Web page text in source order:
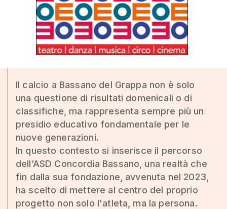
Il calcio a Bassano del Grappa non è solo
una questione di risultati domenicali o di
classifiche, ma rappresenta sempre più un
presidio educativo fondamentale per le
nuove generazioni.
In questo contesto si inserisce il percorso
dell’ASD Concordia Bassano, una realtà che
fin dalla sua fondazione, avvenuta nel 2023,
ha scelto di mettere al centro del proprio
progetto non solo l'atleta, ma la persona.